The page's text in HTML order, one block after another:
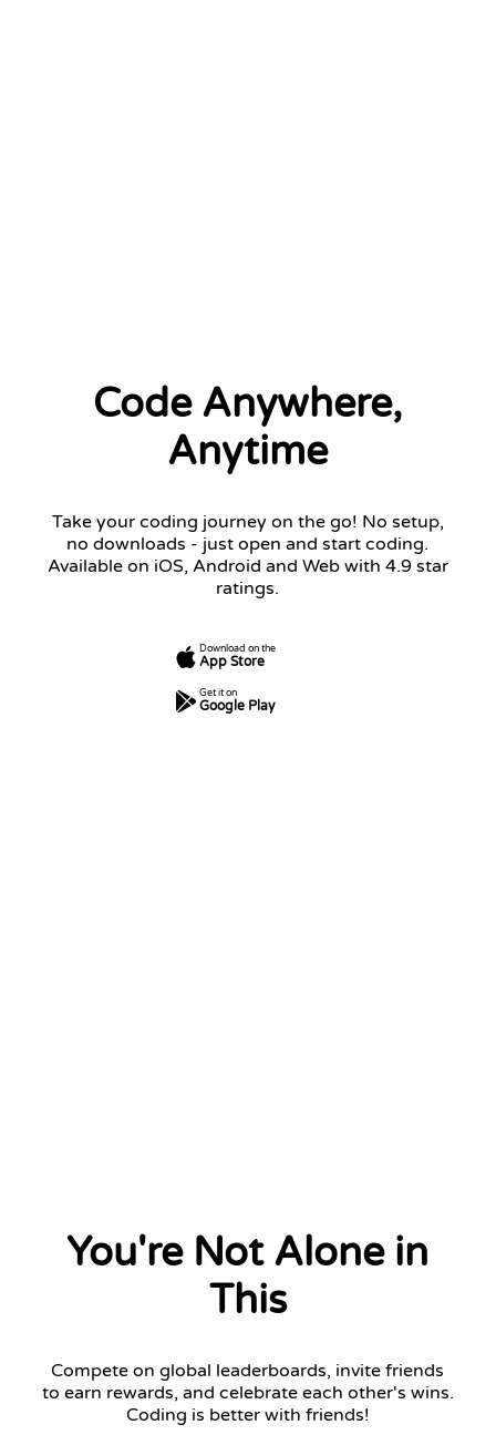
Code Anywhere,
Anytime
Take your coding journey on the go! No setup,
no downloads - just open and start coding.
Available on iOS, Android and Web with 4.9 star
ratings.
Download on the
App Store
Get it on
Google Play
You're Not Alone in
This
Compete on global leaderboards, invite friends
to earn rewards, and celebrate each other's wins.
Coding is better with friends!